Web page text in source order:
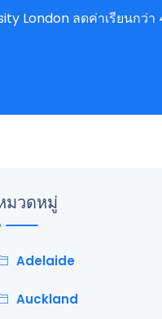
London ลดค่าเรียนกว่
มวดหมู่
Adelaide
Auckland